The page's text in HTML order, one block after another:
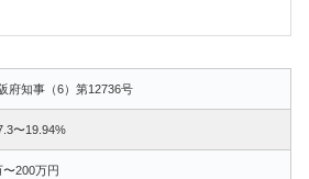
府知事（6）第12736号
〜19.94%
〜200万円